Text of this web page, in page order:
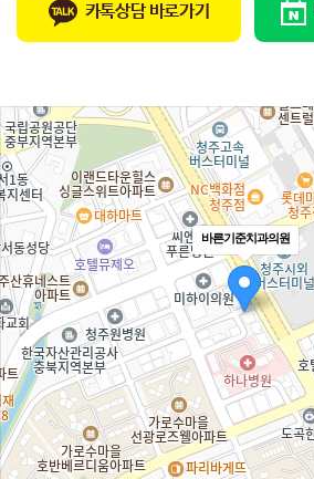
카톡상담 바로가기
바른기준치과의원